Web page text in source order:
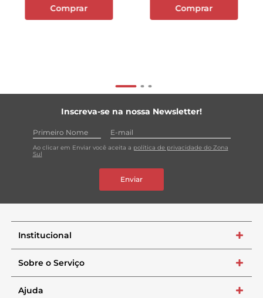
Comprar Comprar
Inscreva-se na nossa Newsletter!
Ao clicar em Enviar você aceita a política de privacidade do Zona
Sul
Enviar
Institucional +
Sobre o Serviço +
Ajuda +